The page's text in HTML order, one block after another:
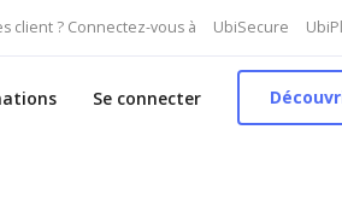
client ? Connectez-vous à UbiSecure
Se connecter